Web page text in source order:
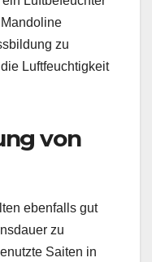
zu
Luftfeuchtigkeit
von
ebenfalls gut
zu
Saiten in